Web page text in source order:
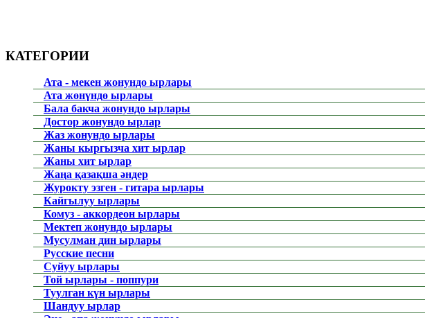
КАТЕГОРИИ
Ата - мекен жонундо ырлары
Ата жөнүндө ырлары
Бала бакча жонундо ырлары
Достор жонундо ырлар
Жаз жонундо ырлары
Жаны кыргызча хит ырлар
Жаны хит ырлар
Жаңа қазақша әндер
Журокту эзген - гитара ырлары
Кайгылуу ырлары
Комуз - аккордеон ырлары
Мектеп жонундо ырлары
Мусулман дин ырлары
Русские песни
Суйуу ырлары
Той ырлары - поппури
Туулган күн ырлары
Шандуу ырлар